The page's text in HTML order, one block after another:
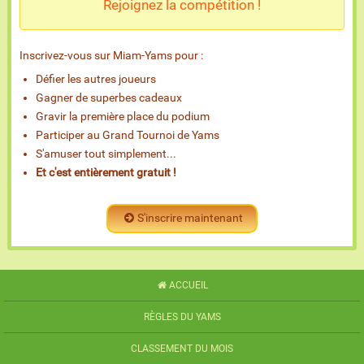
Rejoignez la compétition !
Inscrivez-vous sur Miam-Yams pour :
Défier les autres joueurs
Gagner de superbes cadeaux
Gravir la première place du podium
Participer au Grand Tournoi de Yams
S'amuser tout simplement...
Et c'est entièrement gratuit !
S'inscrire maintenant
ACCUEIL
RÈGLES DU YAMS
CLASSEMENT DU MOIS